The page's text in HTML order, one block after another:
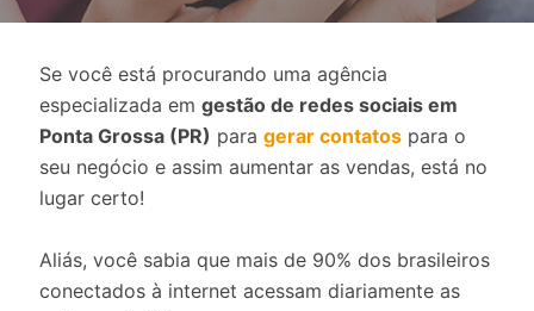
Se você está procurando uma agência
especializada em gestão de redes sociais em
Ponta Grossa (PR) para gerar contatos para o
seu negócio e assim aumentar as vendas, está no
lugar certo!
Aliás, você sabia que mais de 90% dos brasileiros
conectados à internet acessam diariamente as